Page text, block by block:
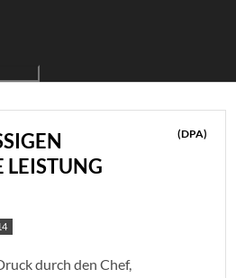
A
S
(DPA)
durch den Chef,